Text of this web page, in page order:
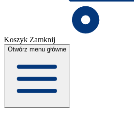
Koszyk Zamknij
Otwórz menu główne